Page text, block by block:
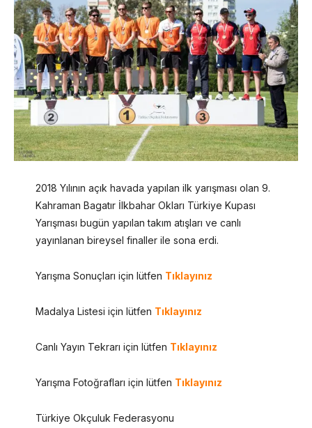
2018 Yılının açık havada yapılan ilk yarışması olan 9.
Kahraman Bagatır İlkbahar Okları Türkiye Kupası
Yarışması bugün yapılan takım atışları ve canlı
yayınlanan bireysel finaller ile sona erdi.
Yarışma Sonuçları için lütfen Tıklayınız
Madalya Listesi için lütfen Tıklayınız
Canlı Yayın Tekrarı için lütfen Tıklayınız
Yarışma Fotoğrafları için lütfen Tıklayınız
Türkiye Okçuluk Federasyonu